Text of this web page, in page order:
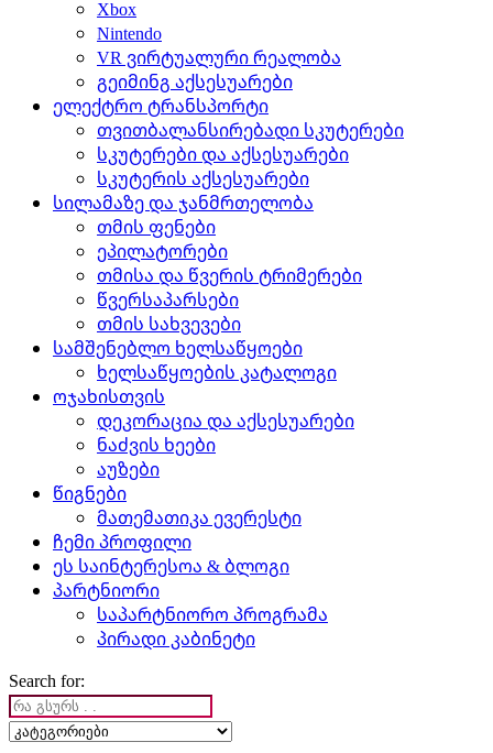
Xbox
Nintendo
VR ვირტუალური რეალობა
გეიმინგ აქსესუარები
ელექტრო ტრანსპორტი
თვითბალანსირებადი სკუტერები
სკუტერები და აქსესუარები
სკუტერის აქსესუარები
სილამაზე და ჯანმრთელობა
თმის ფენები
ეპილატორები
თმისა და წვერის ტრიმერები
წვერსაპარსები
თმის სახვევები
სამშენებლო ხელსაწყოები
ხელსაწყოების კატალოგი
ოჯახისთვის
დეკორაცია და აქსესუარები
ნაძვის ხეები
აუზები
წიგნები
მათემათიკა ევერესტი
ჩემი პროფილი
ეს საინტერესოა & ბლოგი
პარტნიორი
საპარტნიორო პროგრამა
პირადი კაბინეტი
Search for: